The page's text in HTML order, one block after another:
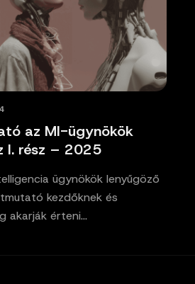
az MI-ügynökök
I. rész – 2025
ügynökök lenyűgöző
kezdőknek és
akarják érteni…